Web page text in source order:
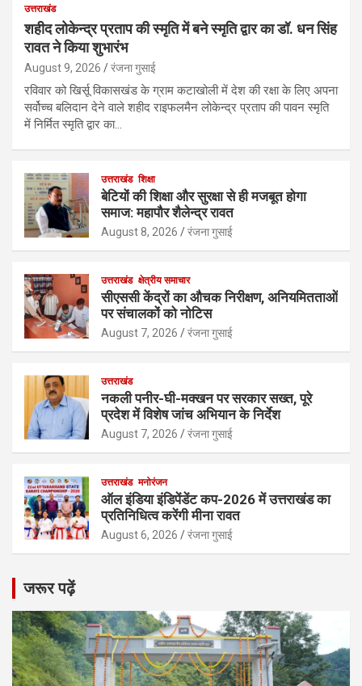
उत्तराखंड
शहीद लोकेन्द्र प्रताप की स्मृति में बने स्मृति द्वार का डॉ. धन सिंह
रावत ने किया शुभारंभ
August 9, 2026 रंजना गुसाई
रविवार को खिर्सू विकासखंड के ग्राम कटाखोली में देश की रक्षा के लिए अपना
सर्वोच्च बलिदान देने वाले शहीद राइफलमैन लोकेन्द्र प्रताप की पावन स्मृति
में निर्मित स्मृति द्वार का…
उत्तराखंड शिक्षा
बेटियों की शिक्षा और सुरक्षा से ही मजबूत होगा
समाज: महापौर शैलेन्द्र रावत
August 8, 2026 रंजना गुसाई
उत्तराखंड क्षेत्रीय समाचार
सीएससी केंद्रों का औचक निरीक्षण, अनियमितताओं
पर संचालकों को नोटिस
August 7, 2026 रंजना गुसाई
उत्तराखंड
नकली पनीर-घी-मक्खन पर सरकार सख्त, पूरे
प्रदेश में विशेष जांच अभियान के निर्देश
August 7, 2026 रंजना गुसाई
उत्तराखंड मनोरंजन
ऑल इंडिया इंडिपेंडेंट कप-2026 में उत्तराखंड का
प्रतिनिधित्व करेंगी मीना रावत
August 6, 2026 रंजना गुसाई
जरूर पढ़ें